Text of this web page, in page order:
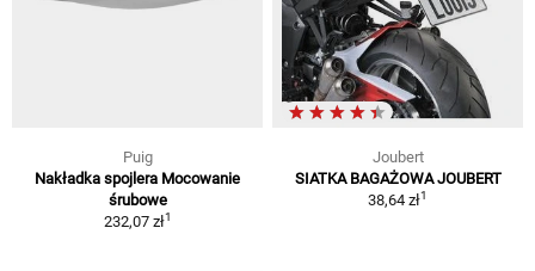
Puig
Nakładka spojlera Mocowanie
śrubowe
232,07 zł1
Joubert
SIATKA BAGAŻOWA JOUBERT
38,64 zł1